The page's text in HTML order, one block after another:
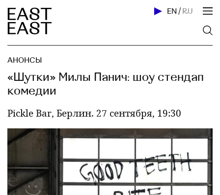
EN / RU
АНОНСЫ
«Шутки» Милы Панич: шоу стендап
комедии
Pickle Bar, Берлин. 27 сентября, 19:30